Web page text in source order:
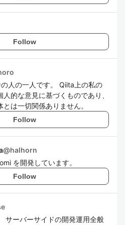
Follow
人の一人です。 Qiita上の私の
的な意見に基づくものであり、
は一切関係ありません。
Follow
@halhorn
を開発しています。
Follow
サーバーサイドの開発運用全般